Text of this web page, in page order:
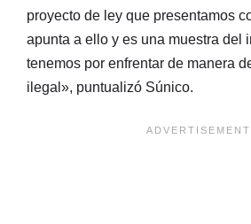
proyecto de ley que presentamos
apunta a ello y es una muestra del
tenemos por enfrentar de manera
ilegal», puntualizó Súnico.